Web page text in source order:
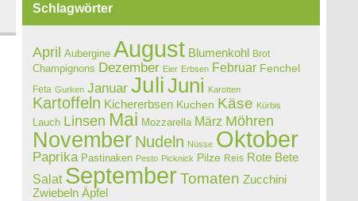
Schlagwörter
April Aubergine August Blumenkohl Brot
Champignons Dezember Eier Erbsen Februar Fenchel
Feta Gurken Januar JuliJuni Karotten
Kartoffeln Kichererbsen Kuchen Käse Kürbis
Lauch Linsen Mai Mozzarella März Möhren
November Nudeln Nüsse Oktober
Paprika Pastinaken Pesto Picknick Pilze Reis Rote Bete
Salat September Tomaten Zucchini
Zwiebeln Äpfel